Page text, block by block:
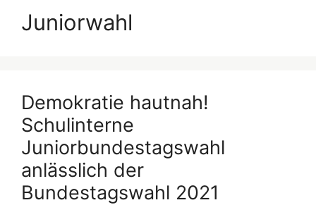
Juniorwahl
Demokratie hautnah!
Schulinterne
Juniorbundestagswahl
anlässlich der
Bundestagswahl 2021